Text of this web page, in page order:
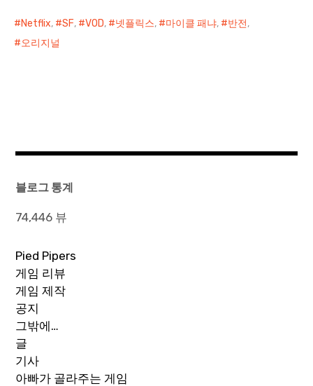
Netflix, SF, VOD, 넷플릭스, 마이클 패냐, 반전,
오리지널
블로그 통계
74,446 뷰
Pied Pipers
게임 리뷰
게임 제작
공지
그밖에…
글
기사
아빠가 골라주는 게임